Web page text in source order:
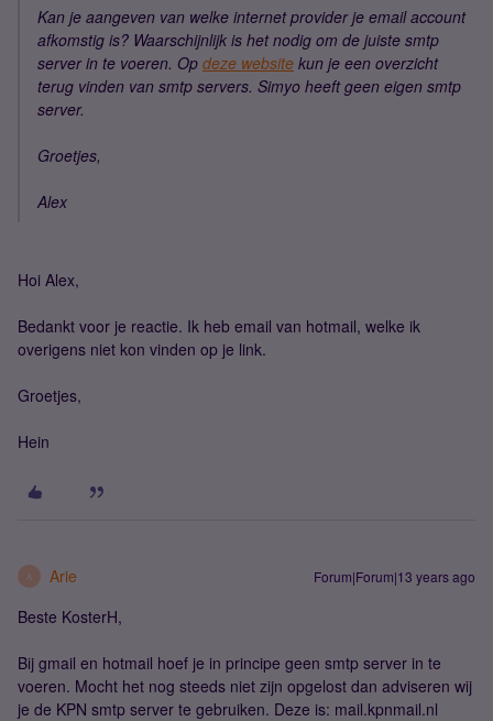
Kan je aangeven van welke internet provider je email account
afkomstig is? Waarschijnlijk is het nodig om de juiste smtp
server in te voeren. Op deze website kun je een overzicht
terug vinden van smtp servers. Simyo heeft geen eigen smtp
server.
Groetjes,
Alex
Hoi Alex,
Bedankt voor je reactie. Ik heb email van hotmail, welke ik
overigens niet kon vinden op je link.
Groetjes,
Hein
A Arie Forum|Forum|13 years ago
Beste KosterH,
Bij gmail en hotmail hoef je in principe geen smtp server in te
voeren. Mocht het nog steeds niet zijn opgelost dan adviseren wij
je de KPN smtp server te gebruiken. Deze is: mail.kpnmail.nl